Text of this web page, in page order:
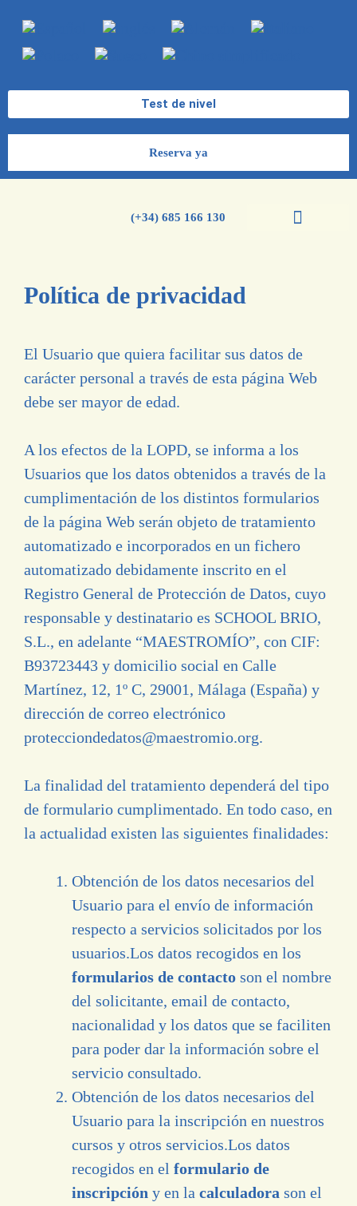
Test de nivel
Reserva ya
(+34) 685 166 130
Política de privacidad
El Usuario que quiera facilitar sus datos de
carácter personal a través de esta página Web
debe ser mayor de edad.
A los efectos de la LOPD, se informa a los
Usuarios que los datos obtenidos a través de la
cumplimentación de los distintos formularios
de la página Web serán objeto de tratamiento
automatizado e incorporados en un fichero
automatizado debidamente inscrito en el
Registro General de Protección de Datos, cuyo
responsable y destinatario es SCHOOL BRIO,
S.L., en adelante “MAESTROMÍO”, con CIF:
B93723443 y domicilio social en Calle
Martínez, 12, 1º C, 29001, Málaga (España) y
dirección de correo electrónico
protecciondedatos@maestromio.org.
La finalidad del tratamiento dependerá del tipo
de formulario cumplimentado. En todo caso, en
la actualidad existen las siguientes finalidades:
Obtención de los datos necesarios del
Usuario para el envío de información
respecto a servicios solicitados por los
usuarios.Los datos recogidos en los
formularios de contacto son el nombre
del solicitante, email de contacto,
nacionalidad y los datos que se faciliten
para poder dar la información sobre el
servicio consultado.
Obtención de los datos necesarios del
Usuario para la inscripción en nuestros
cursos y otros servicios.Los datos
recogidos en el formulario de
inscripción y en la calculadora son el